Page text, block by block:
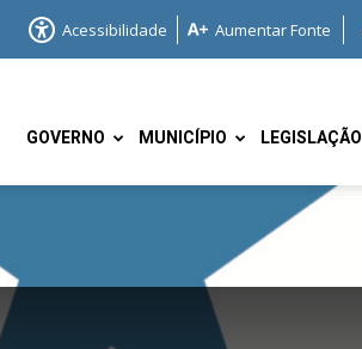
Acessibilidade Aumentar Fonte
GOVERNO MUNICÍPIO LEGISLAÇÃO